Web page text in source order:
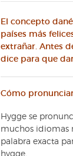
El concepto
países más
extrañar. Antes
dice para que
Cómo
Hygge se
muchos idiomas
palabra exacta
hygge.